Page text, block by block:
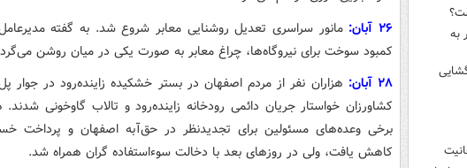
به
۲۶ آبان:
مانور سراسری تعدیل روشنایی معابر شروع شد. به گفته مدیرعامل
کمبود سوخت برای نیروگاه‌ها، چراغ معابر به صورت یکی در میان روشن
۲۸ آبان:
هزاران نفر از مردم اصفهان در بستر خشکیده زاینده‌رود در جوار
کشاورزان خواستار جریان دائمی رودخانه زاینده‌رود و تالاب گاوخونی
برخی وعده‌های مسئولین برای تجدیدنظر در حق‌آبه اصفهان و پرداخت
کاهش یافت، ولی در روزهای بعد با دخالت سوءاستفاده گران همراه شد.